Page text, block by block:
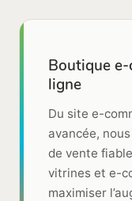
Boutique
ligne
Du site e-
avancée,
de vente
vitrines et e-
maximiser